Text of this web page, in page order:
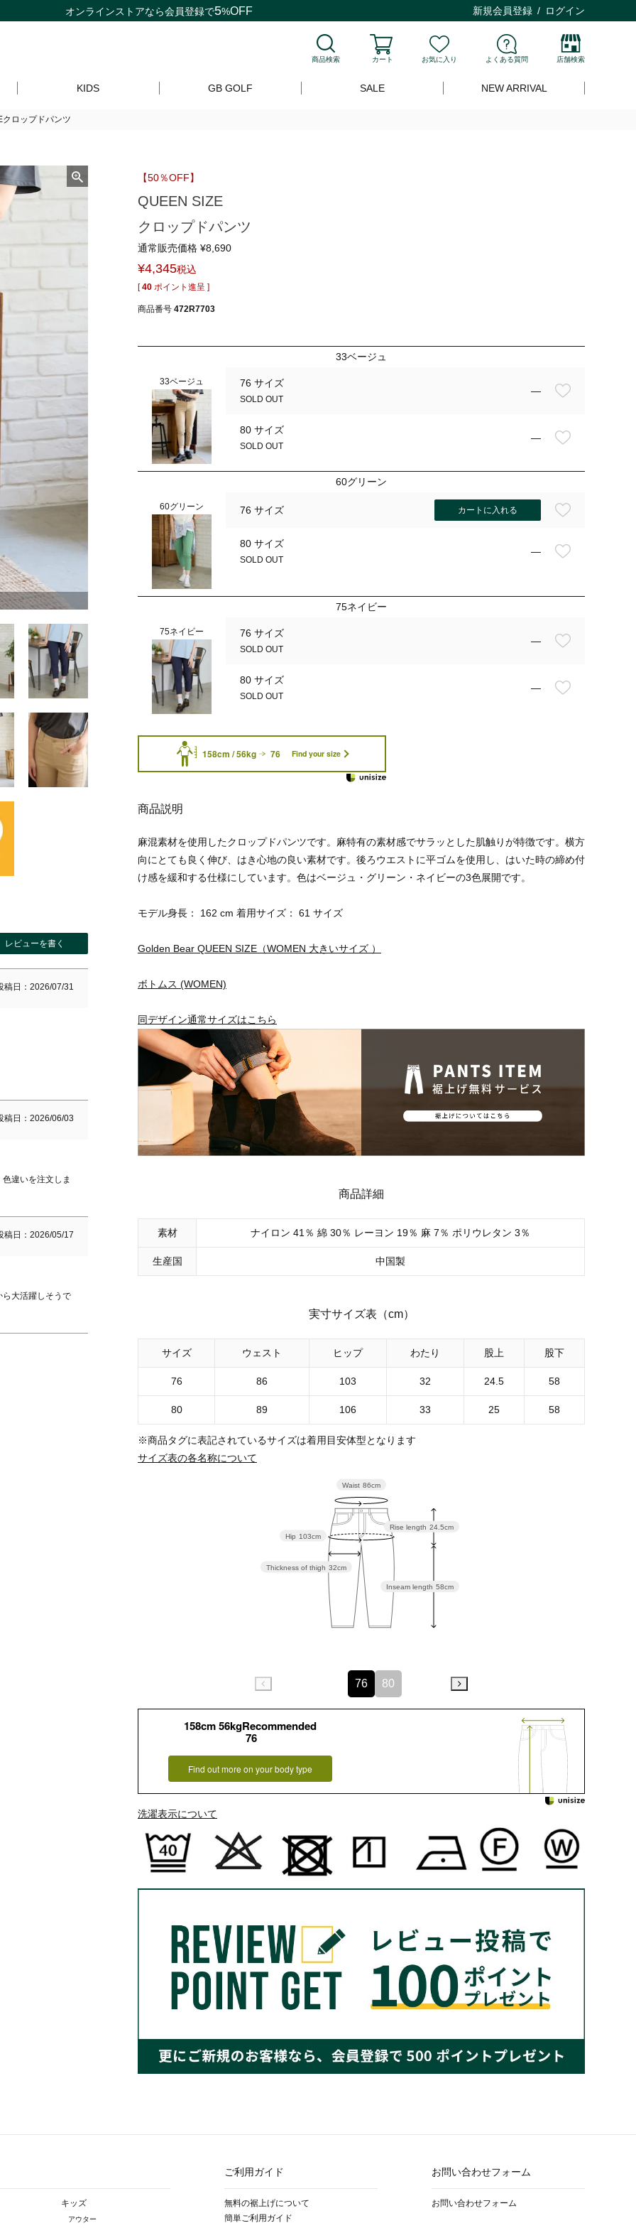
オンラインストアなら会員登録で5%OFF 新規会員登録 ログイン
商品検索 カート お気に入り よくある質問 店舗検索
KIDS GB GOLF SALE NEW ARRIVAL
クロップドパンツ
稿日 2026/07/31
稿日 2026/06/03
違いを注文しま
稿日 2026/05/17
大活躍しそうで
レビューを書く
【50％OFF】
QUEEN SIZE
クロップドパンツ
通常販売価格 ¥8,690
¥4,345税込
[ 40 ポイント進呈 ]
商品番号 472R7703
33ベージュ
33ベージュ 76 サイズ
SOLD OUT
—
80 サイズ
SOLD OUT
—
60グリーン
60グリーン 76 サイズ カートに入れる
80 サイズ
SOLD OUT
—
75ネイビー
75ネイビー 76 サイズ
SOLD OUT
—
80 サイズ
SOLD OUT
—
158cm / 56kg 76 Find your size
商品説明
麻混素材を使用したクロップドパンツです。麻特有の素材感でサラッとした肌触りが特徴です。横方
向にとても良く伸び、はき心地の良い素材です。後ろウエストに平ゴムを使用し、はいた時の締め付
け感を緩和する仕様にしています。色はベージュ・グリーン・ネイビーの3色展開です。
モデル身長： 162 cm 着用サイズ： 61 サイズ
Golden Bear QUEEN SIZE（WOMEN 大きいサイズ ）
ボトムス (WOMEN)
同デザイン通常サイズはこちら
商品詳細
素材 ナイロン 41％ 綿 30％ レーヨン 19％ 麻 7％ ポリウレタン 3％
生産国 中国製
実寸サイズ表（cm）
サイズ ウェスト ヒップ わたり 股上 股下
76 86 103 32 24.5 58
80 89 106 33 25 58
※商品タグに表記されているサイズは着用目安体型となります
サイズ表の各名称について
Inseam length 58cm
Rise length 24.5cm
Thickness of thigh 32cm
Hip 103cm
Waist 86cm
76 80
158cm 56kgRecommended
76
Find out more on your body type
洗濯表示について
キッズ
アウター
ご利用ガイド
無料の裾上げについて
簡単ご利用ガイド
お問い合わせフォーム
お問い合わせフォーム